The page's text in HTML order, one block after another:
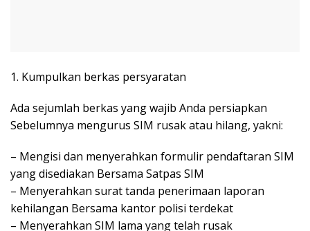
1. Kumpulkan berkas persyaratan
Ada sejumlah berkas yang wajib Anda persiapkan
Sebelumnya mengurus SIM rusak atau hilang, yakni:
– Mengisi dan menyerahkan formulir pendaftaran SIM
yang disediakan Bersama Satpas SIM
– Menyerahkan surat tanda penerimaan laporan
kehilangan Bersama kantor polisi terdekat
– Menyerahkan SIM lama yang telah rusak